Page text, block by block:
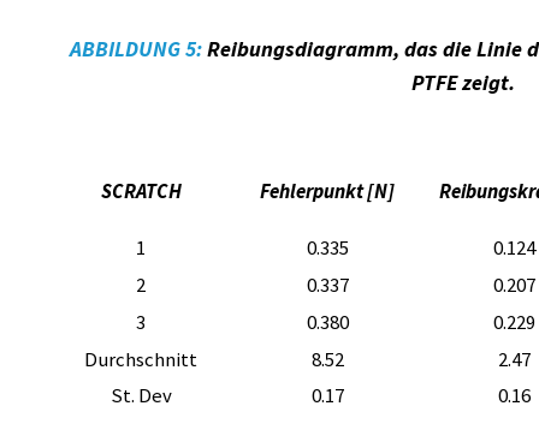
ABBILDUNG 5:Reibungsdiagramm, das die Linie
PTFE zeigt.
SCRATCH Fehlerpunkt [N]
1 0.335
0.124
2
0.337
0.207
3
0.380
0.229
Durchschnitt
8.52
2.47
St. Dev
0.17 0.16